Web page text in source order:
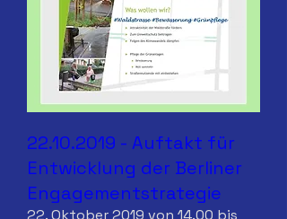
22.10.2019 - Auftakt für
Entwicklung der Berliner
Engagementstrategie
22. Oktober 2019 von 14.00 bis